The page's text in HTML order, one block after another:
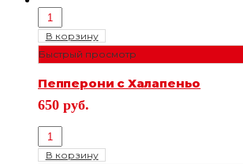
В корзину
Быстрый просмотр
Пепперони с Халапеньо
650 руб.
В корзину